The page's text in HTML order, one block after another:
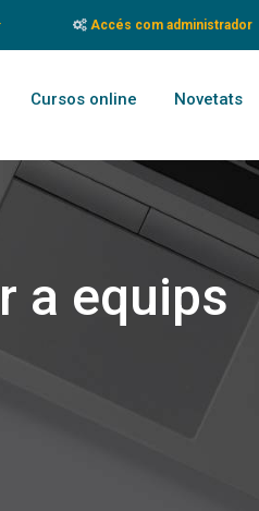
Accés com administrador
Cursos online Novetats
a equips